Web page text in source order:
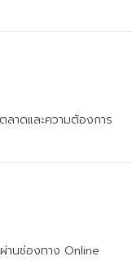
าดและความต้องการ
านช่องทาง Online